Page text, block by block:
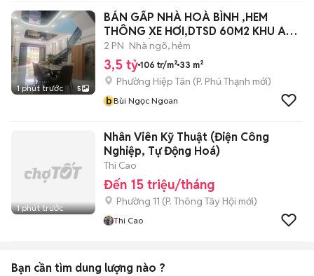
1 phút trước 5
BÁN GẤP NHÀ HOÀ BÌNH ,HEM
THÔNG XE HƠI,DTSD 60M2 KHU AN
NINH ,DÂN TRÍ
2 PN Nhà ngõ, hẻm
3,5 tỷ 106 tr/m² 33 m²
Phường Hiệp Tân (P. Phú Thạnh mới)
bBùi Ngọc Ngoan
1 phút trước
Nhân Viên Kỹ Thuật (Điện Công
Nghiệp, Tự Động Hoá)
Thi Cao
Đến 15 triệu/tháng
Phường 11 (P. Thông Tây Hội mới)
Thi Cao
Bạn cần tìm dung lượng nào ?